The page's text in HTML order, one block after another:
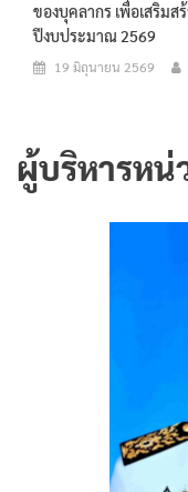
ของบุคลากร เพื่อเสริม
ปีงบประมาณ 2569
19 มิถุนายน 2569
ผู้บริหารหน่